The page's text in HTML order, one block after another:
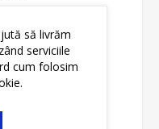
want to ship to
epuizat
ȊN COŞ
să livrăm
serviciile
cum folosim